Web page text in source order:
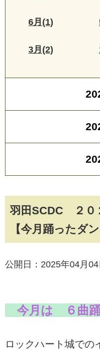
羽田SCDC ２０
【今月踊ったダン
公開日：2025年04月
今月は ６曲
ロックハート城での
6月(1)
3月(2)